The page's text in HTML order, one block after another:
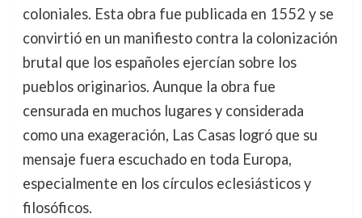
coloniales. Esta obra fue publicada en 1552 y se
convirtió en un manifiesto contra la colonización
brutal que los españoles ejercían sobre los
pueblos originarios. Aunque la obra fue
censurada en muchos lugares y considerada
como una exageración, Las Casas logró que su
mensaje fuera escuchado en toda Europa,
especialmente en los círculos eclesiásticos y
filosóficos.